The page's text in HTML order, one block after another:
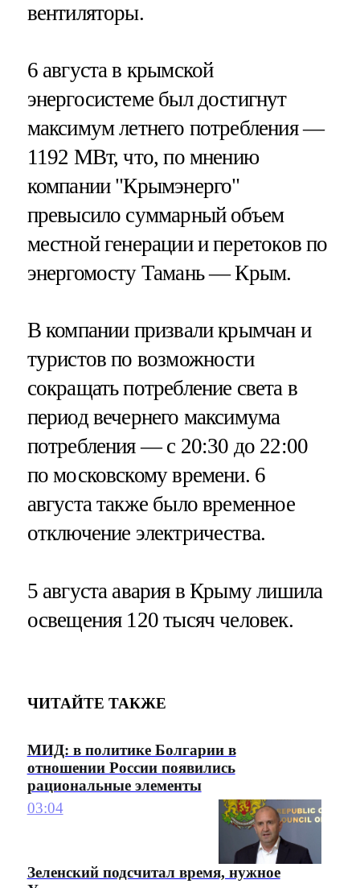
вентиляторы.
6 августа в крымской
энергосистеме был достигнут
максимум летнего потребления —
1192 МВт, что, по мнению
компании "Крымэнерго"
превысило суммарный объем
местной генерации и перетоков по
энергомосту Тамань — Крым.
В компании призвали крымчан и
туристов по возможности
сокращать потребление света в
период вечернего максимума
потребления — с 20:30 до 22:00
по московскому времени. 6
августа также было временное
отключение электричества.
5 августа авария в Крыму лишила
освещения 120 тысяч человек.
ЧИТАЙТЕ ТАКЖЕ
МИД: в политике Болгарии в
отношении России появились
рациональные элементы
03:04
Зеленский подсчитал время, нужное